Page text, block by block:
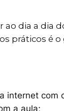
ao dia a dia
práticos é o
internet com
a aula;